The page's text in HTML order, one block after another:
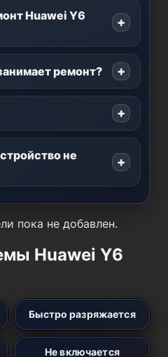
Huawei Y6
ремонт?
не
пока не добавлен.
Huawei Y6
Быстро разряжается
Не включается